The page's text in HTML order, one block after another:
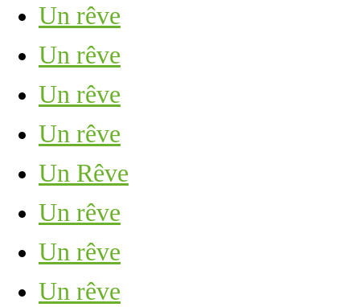
Un rêve
Un rêve
Un rêve
Un rêve
Un Rêve
Un rêve
Un rêve
Un rêve